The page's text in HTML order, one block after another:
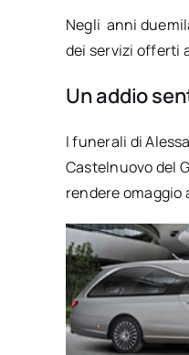
Negli anni
dei servizi offerti
Un addio
I funerali di
Castelnuovo del
rendere omaggio